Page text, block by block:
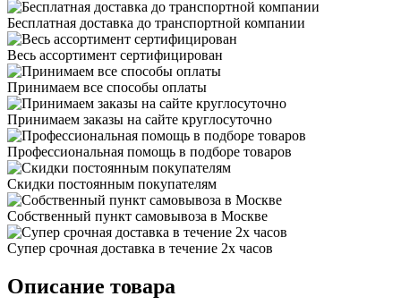
Бесплатная доставка до транспортной компании
Весь ассортимент сертифицирован
Принимаем все способы оплаты
Принимаем заказы на сайте круглосуточно
Профессиональная помощь в подборе товаров
Скидки постоянным покупателям
Собственный пункт самовывоза в Москве
Супер срочная доставка в течение 2х часов
Описание товара